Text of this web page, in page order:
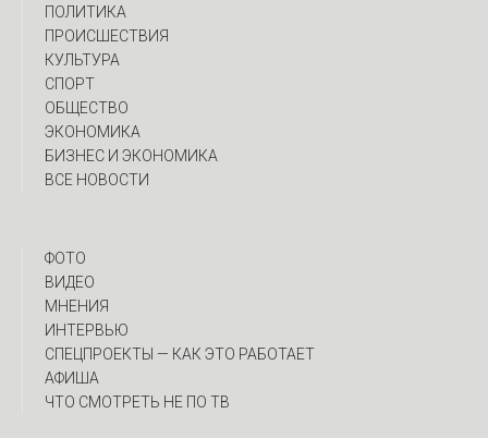
ПОЛИТИКА
ПРОИСШЕСТВИЯ
КУЛЬТУРА
СПОРТ
ОБЩЕСТВО
ЭКОНОМИКА
БИЗНЕС И ЭКОНОМИКА
ВСЕ НОВОСТИ
ФОТО
ВИДЕО
МНЕНИЯ
ИНТЕРВЬЮ
CПЕЦПРОЕКТЫ — КАК ЭТО РАБОТАЕТ
АФИША
ЧТО СМОТРЕТЬ НЕ ПО ТВ